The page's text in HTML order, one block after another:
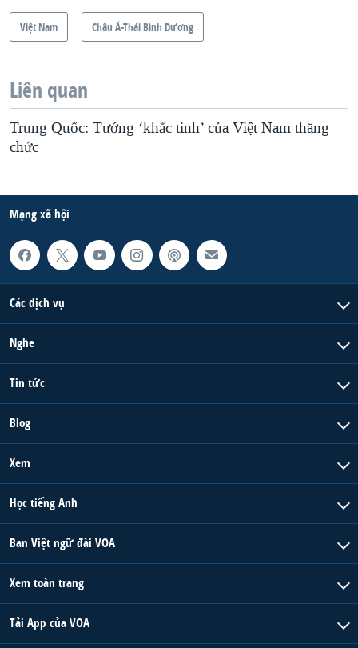
Việt Nam Châu Á-Thái Bình Dương
Liên quan
Trung Quốc: Tướng ‘khắc tinh’ của Việt Nam thăng
chức
Mạng xã hội
Các dịch vụ
Nghe
Tin tức
Blog
Xem
Học tiếng Anh
Ban Việt ngữ đài VOA
Xem toàn trang
Tải App của VOA